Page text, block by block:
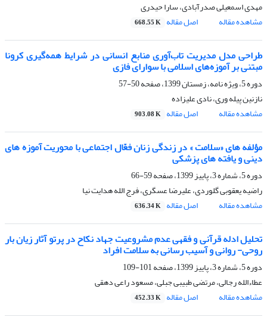
مهدی اسمعیلی صدرآبادی، سارا حیدری
مشاهده مقاله
اصل مقاله 668.55 K
طراحی مدل مدیریت تاب‌آوری منابع انسانی در شرایط همه‌گیری کرونا
مبتنی بر آموزه‌های اسلامی با سوارای فازی
دوره 5، ویژه نامه، زمستان 1399، صفحه
50-57
نازنین پیله وری، نادی علیزاده
مشاهده مقاله
اصل مقاله 903.08 K
مؤلفه های «سلامت » در زندگی زنان فعّال اجتماعی با محوریت آموزه های
دینی و یافته های پزشکی
دوره 5، شماره 3، پاییز 1399، صفحه
59-66
راضیه یعقوبی گلوردی، علیرضا عسگری، فرج الله هدایت نیا
مشاهده مقاله
اصل مقاله 636.34 K
تحلیل ادله قرآنی و فقهی عدم مشروعیت جهاد نکاح در پرتو آثار زیان بار
روحی- روانی و آسیب رسانی به سلامت افراد
دوره 5، شماره 3، پاییز 1399، صفحه
101-109
عطاءالله رجالی، مرتضی طبیبی جبلی، مسعود راعی دهقی
مشاهده مقاله
اصل مقاله 452.33 K